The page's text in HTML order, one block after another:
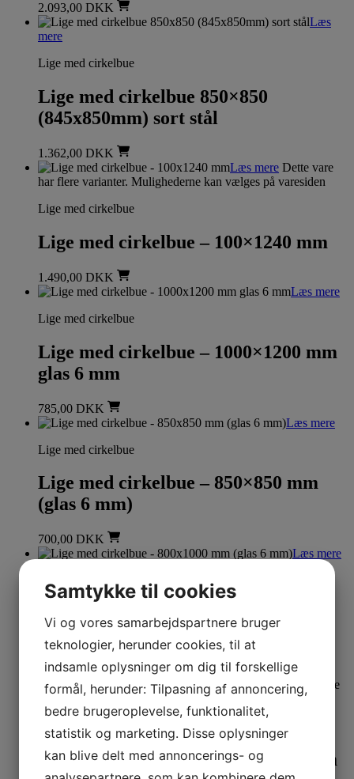
2.093,00 DKK
Læs
mere
Lige med cirkelbue
Lige med cirkelbue 850×850
(845x850mm) sort stål
1.362,00 DKK
Læs mere Dette vare
har flere varianter. Mulighederne kan vælges på varesiden
Lige med cirkelbue
Lige med cirkelbue – 100×1240 mm
1.490,00 DKK
Læs mere
Lige med cirkelbue
Lige med cirkelbue – 1000×1200 mm
glas 6 mm
785,00 DKK
Læs mere
Lige med cirkelbue
Lige med cirkelbue – 850×850 mm
(glas 6 mm)
700,00 DKK
Læs mere
Lige med cirkelbue – 800×1000 mm
(glas 6 mm)
700,00DKK
Læs mereDette vare
har flere varianter. Mulighederne kan vælges på varesiden
Lige med cirkelbue
Lige med cirkelbue – 1000×1000 mm
Samtykke til cookies
Vi og vores samarbejdspartnere bruger
teknologier, herunder cookies, til at
indsamle oplysninger om dig til forskellige
formål, herunder: Tilpasning af annoncering,
bedre brugeroplevelse, funktionalitet,
statistik og marketing. Disse oplysninger
kan blive delt med annoncerings- og